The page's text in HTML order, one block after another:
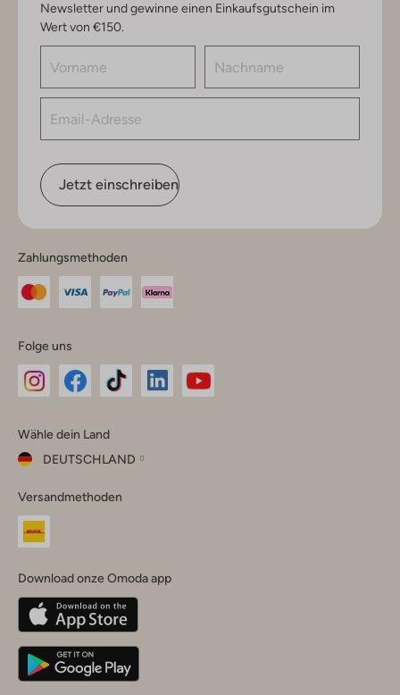
Newsletter und gewinne einen Einkaufsgutschein im
Wert von €150.
Jetzt einschreiben
Zahlungsmethoden
Folge uns
Instagram
Facebook
TikTok
Wähle dein Land
DEUTSCHLAND
dein
Land
Belgique(Français)
Deutschland
Versandmethoden
Download onze Omoda app